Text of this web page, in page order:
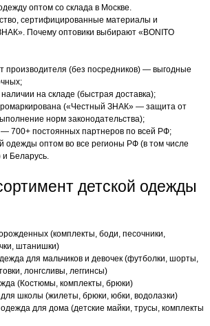
оптом со склада в Москве.
сертифицированные материалы и
Почему оптовики выбирают «BONITO
производителя (без посредников) — выгодные
на складе (быстрая доставка);
(«Честный ЗНАК» — защита от
норм законодательства);
700+ постоянных партнеров по всей РФ;
одежды оптом во все регионы РФ (в том числе
Беларусь.
детской одежды
(комплекты, боди, песочники,
штанишки)
для мальчиков и девочек (футболки, шорты,
лонгсливы, леггинсы)
(Костюмы, комплекты, брюки)
школы (жилеты, брюки, юбки, водолазки)
для дома (детские майки, трусы, комплекты